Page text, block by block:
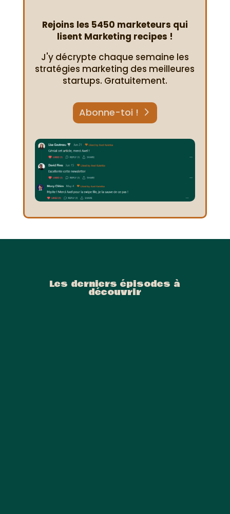
Rejoins les 5450 marketeurs qui
lisent Marketing recipes !
J'y décrypte chaque semaine les
stratégies marketing des meilleures
startups. Gratuitement.
Abonne-toi !
Les derniers épisodes à
découvrir